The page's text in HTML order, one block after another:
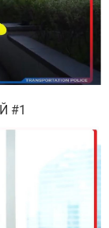
#1